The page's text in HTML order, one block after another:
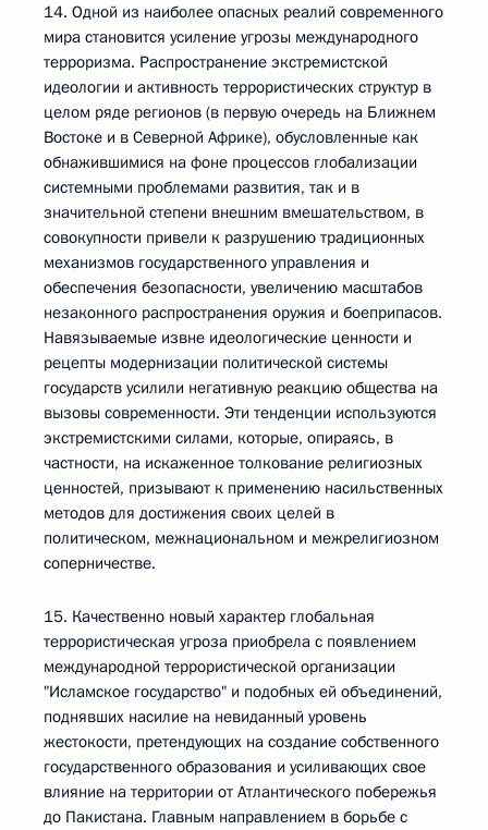
14. Одной из наиболее опасных реалий современного
мира становится усиление угрозы международного
терроризма. Распространение экстремистской
идеологии и активность террористических структур в
целом ряде регионов (в первую очередь на Ближнем
Востоке и в Северной Африке), обусловленные как
обнажившимися на фоне процессов глобализации
системными проблемами развития, так и в
значительной степени внешним вмешательством, в
совокупности привели к разрушению традиционных
механизмов государственного управления и
обеспечения безопасности, увеличению масштабов
незаконного распространения оружия и боеприпасов.
Навязываемые извне идеологические ценности и
рецепты модернизации политической системы
государств усилили негативную реакцию общества на
вызовы современности. Эти тенденции используются
экстремистскими силами, которые, опираясь, в
частности, на искаженное толкование религиозных
ценностей, призывают к применению насильственных
методов для достижения своих целей в
политическом, межнациональном и межрелигиозном
соперничестве.
15. Качественно новый характер глобальная
террористическая угроза приобрела с появлением
международной террористической организации
"Исламское государство" и подобных ей объединений,
поднявших насилие на невиданный уровень
жестокости, претендующих на создание собственного
государственного образования и усиливающих свое
влияние на территории от Атлантического побережья
до Пакистана. Главным направлением в борьбе с